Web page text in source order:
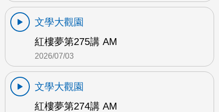
文學大觀園
紅樓夢第275講 AM
2026/07/03
文學大觀園
紅樓夢第274講 AM